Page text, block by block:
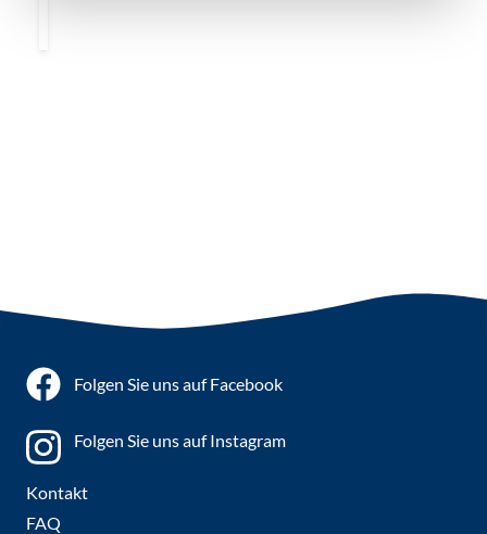
Folgen Sie uns auf Facebook
Folgen Sie uns auf Instagram
Kontakt
FAQ